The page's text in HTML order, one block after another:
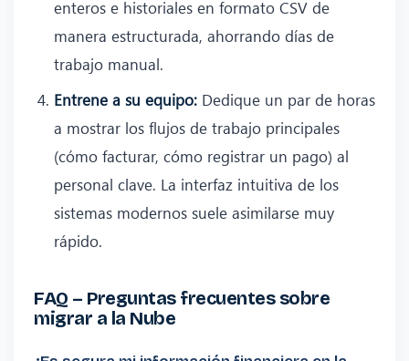
enteros e historiales en formato CSV de
manera estructurada, ahorrando días de
trabajo manual.
Entrene a su equipo: Dedique un par de horas
a mostrar los flujos de trabajo principales
(cómo facturar, cómo registrar un pago) al
personal clave. La interfaz intuitiva de los
sistemas modernos suele asimilarse muy
rápido.
FAQ – Preguntas frecuentes sobre
migrar a la Nube